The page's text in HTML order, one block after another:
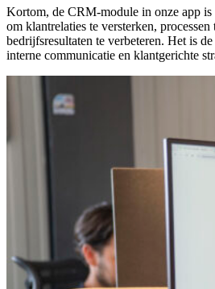
Kortom, de CRM-module in onze app is
om klantrelaties te versterken, processen
bedrijfsresultaten te verbeteren. Het is
interne communicatie en klantgerichte